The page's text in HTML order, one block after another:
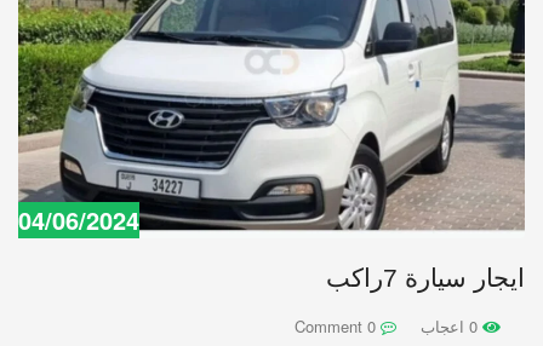
04/06/2024
ايجار سيارة 7راكب